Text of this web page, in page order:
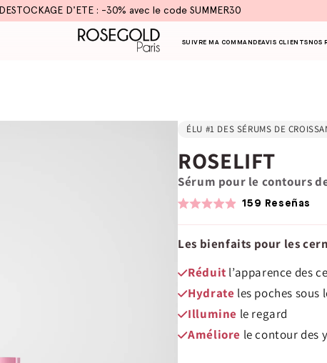
DESTOCKAGE D'ETE : -30% avec le code SUMMER30
SUIVRE MA COMMANDEAVIS CLIENTSNOS
ÉLU #1 DES SÉRUMS DE
ROSELIFT
Sérum pour le contours
4.9
5
159 Reseñas
Les bienfaits pour les
Réduit l’apparence des
Hydrate les poches sous
Illumine le regard
Améliore le contour des